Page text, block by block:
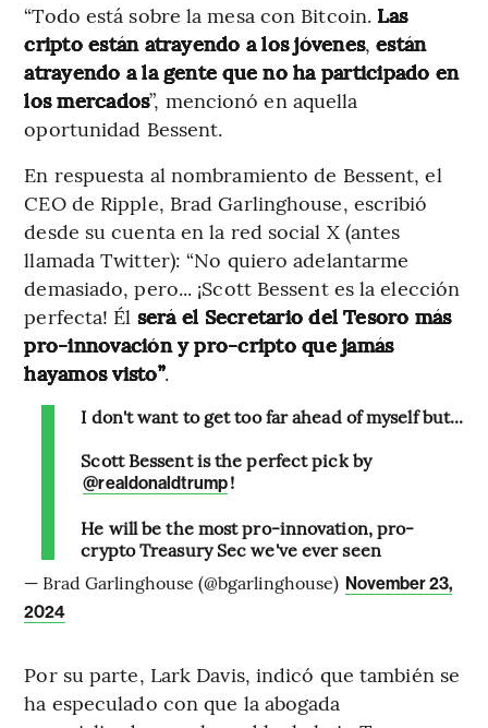
“Todo está sobre la mesa con Bitcoin. Las
cripto están atrayendo a los jóvenes,están
atrayendo a la gente que no ha participado en
los mercados”, mencionó en aquella
oportunidad Bessent.
En respuesta al nombramiento de Bessent, el
CEO de Ripple, Brad Garlinghouse, escribió
desde su cuenta en la red social X (antes
llamada Twitter): “No quiero adelantarme
demasiado, pero... ¡Scott Bessent es la elección
perfecta! Él será el Secretario del Tesoro más
pro-innovación y pro-cripto que jamás
hayamos visto”.
I don't want to get too far ahead of myself but...
Scott Bessent is the perfect pick by
@realdonaldtrump!
He will be the most pro-innovation, pro-
crypto Treasury Sec we've ever seen
— Brad Garlinghouse (@bgarlinghouse) November 23,
2024
Por su parte, Lark Davis, indicó que también se
ha especulado con que la abogada